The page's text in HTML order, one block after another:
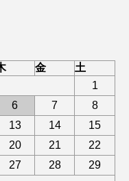
金
土
1
6 7
8
13 14
15
20 21
22
27 28
29